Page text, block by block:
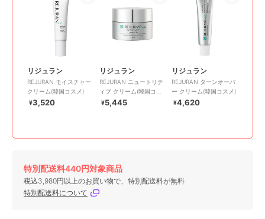
リジュラン
REJURAN モイスチャー
クリーム(韓国コスメ)
¥3,520
リジュラン
REJURAN ニュートリテ
ィブ クリーム(韓国コス
メ)
¥5,445
リジュラン
REJURAN ターンオーバ
ー クリーム(韓国コスメ)
¥4,620
特別配送料440円対象商品
税込3,980円以上のお買い物で、特別配送料が無料
特別配送料について